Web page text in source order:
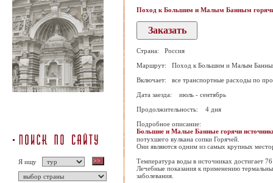
Я ищу
Поход к Большим и Малым Банным
Страна: Россия
Маршрут: Поход к Большим и Малым
Включает: все транспортные расходы по
Дата заезда: июль - сентябрь
Продолжительность: 4 дня
Подробное описание:
Большие и Малые Банные горячи
потухшего вулкана сопки Горячей.
Они являются одним из самых крупных
Температура воды в источниках достигает
Лечебные показания к применению
заболевания.